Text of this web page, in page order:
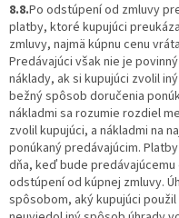
8.8.Po odstúpení od zmluvy
platby, ktoré kupujúci
zmluvy, najmä kúpnu cenu
Predávajúci však nie je
náklady, ak si kupujúci zvolil
bežný spôsob doručenia
nákladmi sa rozumie rozdiel
zvolil kupujúci, a nákladmi na
ponúkaný predávajúcim.
dňa, keď bude
odstúpení od kúpnej zmluvy.
spôsobom, aký kupujúci